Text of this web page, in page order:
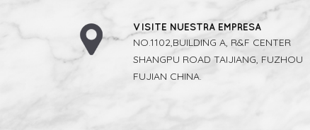
VISITE NUESTRA EMPRESA
NO.1102,BUILDING A, R&F CENTER
SHANGPU ROAD TAIJIANG, FUZHOU
FUJIAN CHINA.